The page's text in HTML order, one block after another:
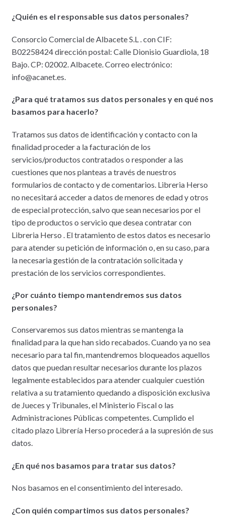
¿Quién es el responsable sus datos personales?
Consorcio Comercial de Albacete S.L . con CIF:
B02258424 dirección postal: Calle Dionisio Guardiola, 18
Bajo. CP: 02002. Albacete. Correo electrónico:
info@acanet.es.
¿Para qué tratamos sus datos personales y en qué nos
basamos para hacerlo?
Tratamos sus datos de identificación y contacto con la
finalidad proceder a la facturación de los
servicios/productos contratados o responder a las
cuestiones que nos planteas a través de nuestros
formularios de contacto y de comentarios. Libreria Herso
no necesitará acceder a datos de menores de edad y otros
de especial protección, salvo que sean necesarios por el
tipo de productos o servicio que desea contratar con
Libreria Herso . El tratamiento de estos datos es necesario
para atender su petición de información o, en su caso, para
la necesaria gestión de la contratación solicitada y
prestación de los servicios correspondientes.
¿Por cuánto tiempo mantendremos sus datos
personales?
Conservaremos sus datos mientras se mantenga la
finalidad para la que han sido recabados. Cuando ya no sea
necesario para tal fin, mantendremos bloqueados aquellos
datos que puedan resultar necesarios durante los plazos
legalmente establecidos para atender cualquier cuestión
relativa a su tratamiento quedando a disposición exclusiva
de Jueces y Tribunales, el Ministerio Fiscal o las
Administraciones Públicas competentes. Cumplido el
citado plazo Librería Herso procederá a la supresión de sus
datos.
¿En qué nos basamos para tratar sus datos?
Nos basamos en el consentimiento del interesado.
¿Con quién compartimos sus datos personales?